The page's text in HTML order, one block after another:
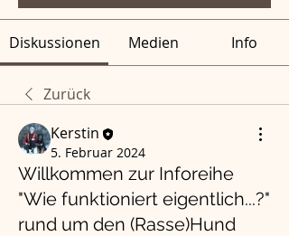
Diskussionen Medien Info
Zurück
Kerstin
5. Februar 2024
Willkommen zur Inforeihe
"Wie funktioniert eigentlich...?"
rund um den (Rasse)Hund